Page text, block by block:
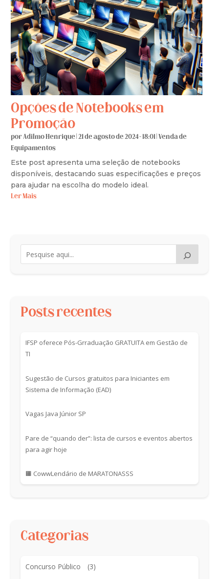
Opções de Notebooks em
Promoção
porAdilmo Henrique |21 de agosto de 2024 - 18:01 Venda de
Equipamentos
Este post apresenta uma seleção de notebooks
disponíveis, destacando suas especificações e preços
para ajudar na escolha do modelo ideal.
Ler Mais
Posts recentes
IFSP oferece Pós-Grraduação GRATUITA em Gestão de
TI
Sugestão de Cursos gratuitos para Iniciantes em
Sistema de Informação (EAD)
Vagas Java Júnior SP
Pare de “quando der”: lista de cursos e eventos abertos
para agir hoje
🟧 CowwLendário de MARATONASSS
Categorias
Concurso Público (3)